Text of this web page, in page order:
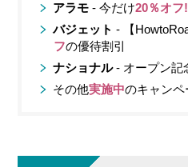
アラモ- 今だけ20％オフ!
バジェット- 【
フの優待割引
ナショナル- オープン記
その他実施中のキャンペ